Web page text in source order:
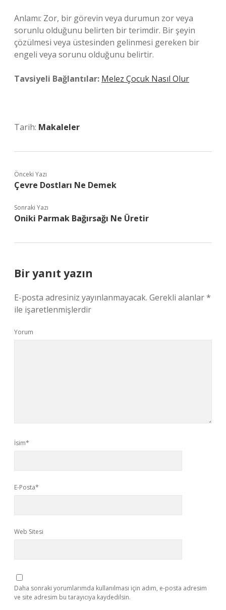
Anlamı: Zor, bir görevin veya durumun zor veya
sorunlu olduğunu belirten bir terimdir. Bir şeyin
çözülmesi veya üstesinden gelinmesi gereken bir
engeli veya sorunu olduğunu belirtir.
Tavsiyeli Bağlantılar: Melez Çocuk Nasıl Olur
Tarih: Makaleler
Önceki Yazı
Çevre Dostları Ne Demek
Sonraki Yazı
Oniki Parmak Bağırsağı Ne Üretir
Bir yanıt yazın
E-posta adresiniz yayınlanmayacak. Gerekli alanlar*
ile işaretlenmişlerdir
Yorum
İsim*
E-Posta*
Web Sitesi
Daha sonraki yorumlarımda kullanılması için adım, e-posta adresim
ve site adresim bu tarayıcıya kaydedilsin.